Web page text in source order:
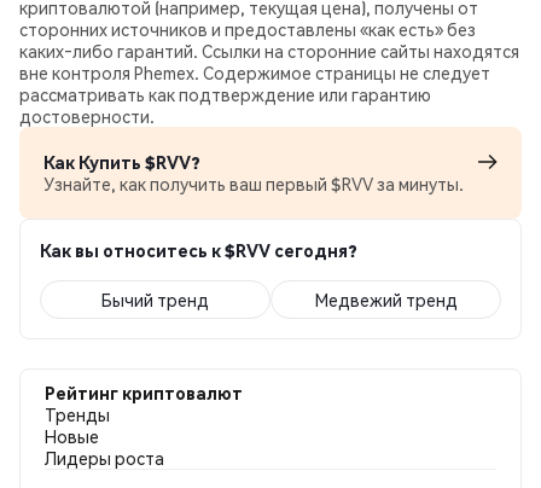
криптовалютой (например, текущая цена), получены от
сторонних источников и предоставлены «как есть» без
каких‑либо гарантий. Ссылки на сторонние сайты находятся
вне контроля Phemex. Содержимое страницы не следует
рассматривать как подтверждение или гарантию
достоверности.
Как Купить $RVV?
Узнайте, как получить ваш первый $RVV за минуты.
Как вы относитесь к $RVV сегодня?
Бычий тренд Медвежий тренд
Рейтинг криптовалют
Тренды
Новые
Лидеры роста